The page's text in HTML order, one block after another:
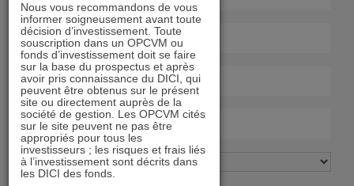
Nous vous recommandons de vous
informer soigneusement avant toute
décision d’investissement. Toute
souscription dans un OPCVM ou
fonds d’investissement doit se faire
sur la base du prospectus et après
avoir pris connaissance du DICI, qui
peuvent être obtenus sur le présent
site ou directement auprès de la
société de gestion. Les OPCVM cités
sur le site peuvent ne pas être
appropriés pour tous les
investisseurs ; les risques et frais liés
à l’investissement sont décrits dans
les DICI des fonds.